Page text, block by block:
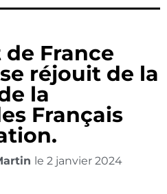
France
réjouit de la
la
Français
le 2 janvier 2024